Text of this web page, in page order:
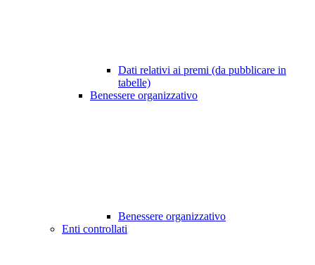
Dati relativi ai premi (da pubblicare in
tabelle)
Benessere organizzativo
Benessere organizzativo
Enti controllati